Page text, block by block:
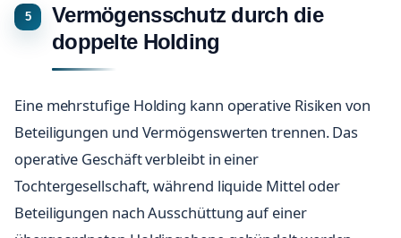
Vermögensschutz durch die
doppelte Holding
Eine mehrstufige Holding kann operative Risiken von
Beteiligungen und Vermögenswerten trennen. Das
operative Geschäft verbleibt in einer
Tochtergesellschaft, während liquide Mittel oder
Beteiligungen nach Ausschüttung auf einer